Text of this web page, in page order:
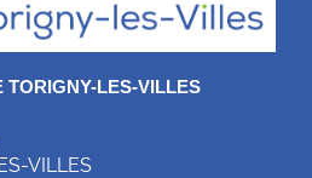
TORIGNY-LES-VILLES
VILLES